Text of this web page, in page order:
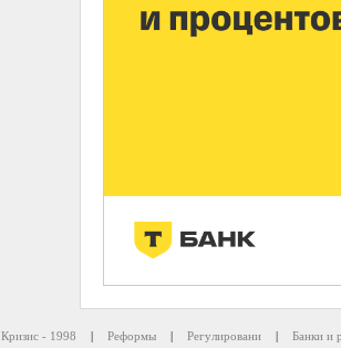
Кризис - 1998 | Реформы | Регулировани | Банки и